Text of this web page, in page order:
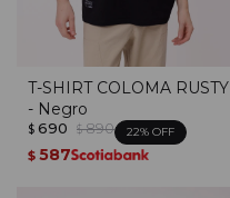
T-SHIRT COLOMA RUSTY
- Negro
$ 690 $ 890 22
$ 587